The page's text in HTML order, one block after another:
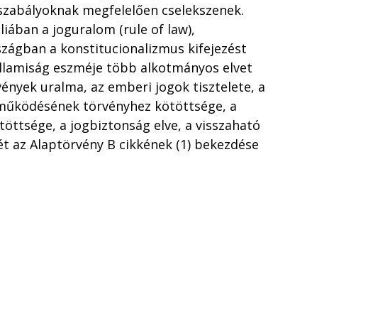
megfelelően cselekszenek.
a joguralom (rule of law),
a konstitucionalizmus kifejezést
eszméje több alkotmányos elvet
uralma, az emberi jogok tisztelete, a
törvényhez kötöttsége, a
a jogbiztonság elve, a visszaható
Alaptörvény B cikkének (1) bekezdése